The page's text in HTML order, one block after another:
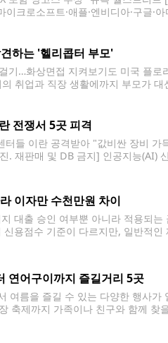
크로소프트·애플·엔비디아·구글·
하는 '헬리콥터 부모'
기…화상면접 지켜보기도 미국 플로
취업과 직장 생활에까지 부모가
전쟁서 5곳 피격
들 이란 공격받아 "값비싼 장비
. 재판매 및 DB 금지] 인공지능(AI)
이자만 수천만원 차이
대출 승인 여부뿐 아니라 적용되
용점수 기준이 다르지만, 일반적
연어구이까지 즐길거리 5곳
여름을 즐길 수 있는 다양한 행사
축제까지 가족이나 친구와 함께 찾